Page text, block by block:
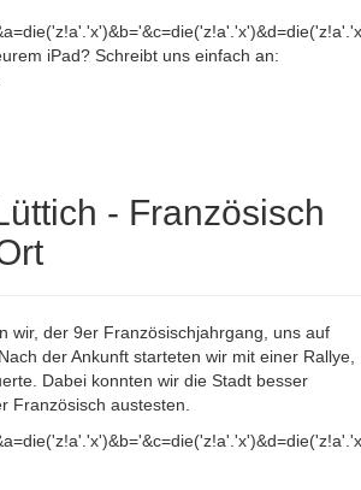
iPad? Schreibt uns einfach an:
- Französisch
wir, der 9er Französischjahrgang, uns auf
der Ankunft starteten wir mit einer Rallye,
Dabei konnten wir die Stadt besser
Französisch austesten.